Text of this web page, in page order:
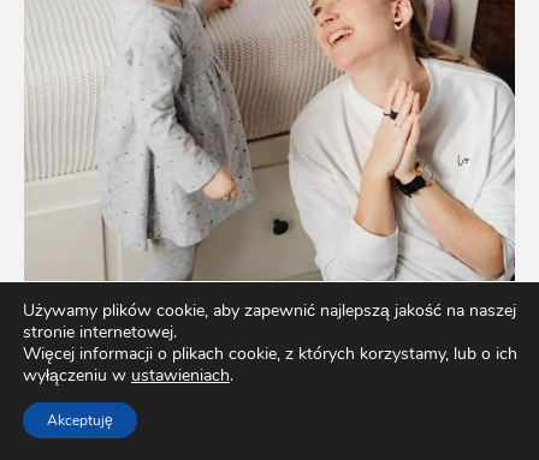
Używamy plików cookie, aby zapewnić najlepszą jakość na naszej
stronie internetowej.
Więcej informacji o plikach cookie, z których korzystamy, lub o ich
wyłączeniu w ustawieniach.
Akceptuję